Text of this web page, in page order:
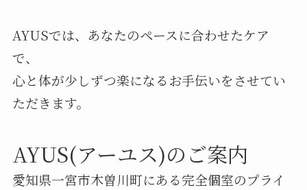
AYUSでは、あなたのペースに合わせたケア
で、
心と体が少しずつ楽になるお手伝いをさせてい
ただきます。
AYUS(アーユス)のご案内
愛知県一宮市木曽川町にある完全個室のプライ